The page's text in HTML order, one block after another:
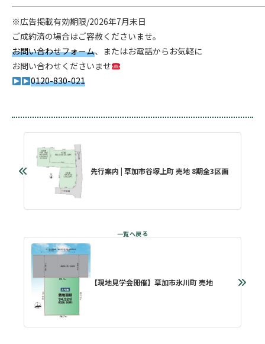
※広告掲載有効期限/2026年7月末日
ご成約済の場合はご容赦くださいませ。
お問い合わせフォーム、またはお電話からお気軽に
お問い合わせくださいませ
0120-830-021
先行案内 | 草加市谷塚上町 売地 8期全3区画
【現地見学会開催】草加市氷川町 売地